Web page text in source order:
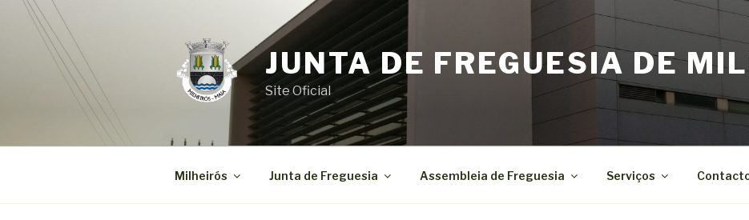
Saltar
JUNTA DE FREGUESIA DE
Site Oficial
Milheirós Junta de Freguesia Assembleia de Freguesia Serviços